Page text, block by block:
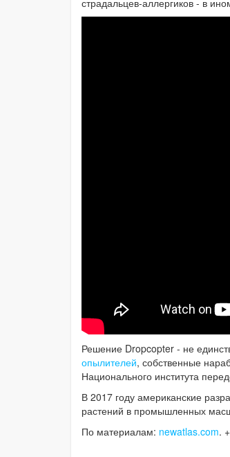
страдальцев-аллергиков - в
Решение Dropcopter - не
опылителей, собственные
Национального института
В 2017 году американские
растений в промышленных
По материалам: newatlas.com.